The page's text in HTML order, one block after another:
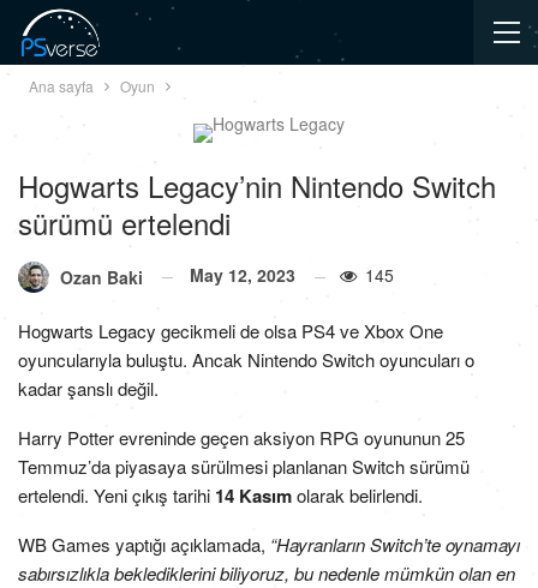
Ana sayfa Oyun
Hogwarts Legacy’nin Nintendo Switch
sürümü ertelendi
Ozan Baki May 12, 2023 145
Hogwarts Legacy gecikmeli de olsa PS4 ve Xbox One
oyuncularıyla buluştu. Ancak Nintendo Switch oyuncuları o
kadar şanslı değil.
Harry Potter evreninde geçen aksiyon RPG oyununun 25
Temmuz’da piyasaya sürülmesi planlanan Switch sürümü
ertelendi. Yeni çıkış tarihi 14 Kasımolarak belirlendi.
WB Games yaptığı açıklamada, “Hayranların Switch’te oynamayı
sabırsızlıkla beklediklerini biliyoruz, bu nedenle mümkün olan en